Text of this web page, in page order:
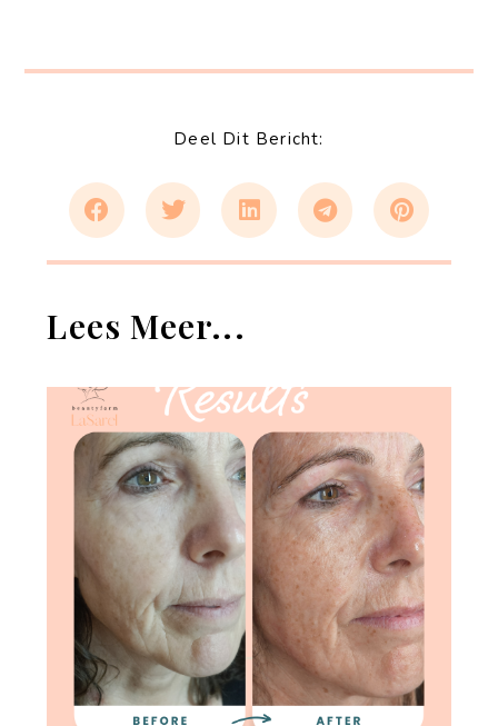
Deel Dit Bericht:
Lees Meer...